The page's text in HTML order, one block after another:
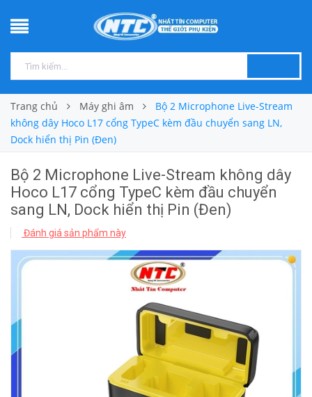
Trang chủ Máy ghi âm
Bộ 2 Microphone Live-Stream
không dây Hoco L17 cổng TypeC kèm đầu chuyển sang LN,
Dock hiển thị Pin (Đen)
Bộ 2 Microphone Live-Stream không dây
Hoco L17 cổng TypeC kèm đầu chuyển
sang LN, Dock hiển thị Pin (Đen)
Đánh giá sản phẩm này